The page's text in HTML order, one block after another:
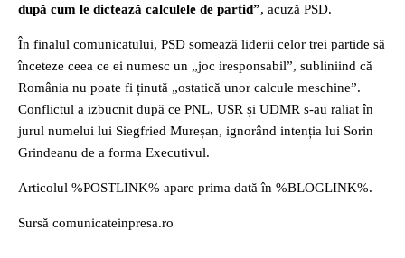
după cum le dictează calculele de partid”, acuză PSD.
În finalul comunicatului, PSD somează liderii celor trei partide să
înceteze ceea ce ei numesc un „joc iresponsabil”, subliniind că
România nu poate fi ținută „ostatică unor calcule meschine”.
Conflictul a izbucnit după ce PNL, USR și UDMR s-au raliat în
jurul numelui lui Siegfried Mureșan, ignorând intenția lui Sorin
Grindeanu de a forma Executivul.
Articolul %POSTLINK% apare prima dată în %BLOGLINK%.
Sursă comunicateinpresa.ro